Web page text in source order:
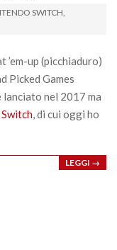
SWITCH
’em-up (picchiaduro)
Picked Games
nel 2017 ma
, di cui oggi ho
LEGGI →